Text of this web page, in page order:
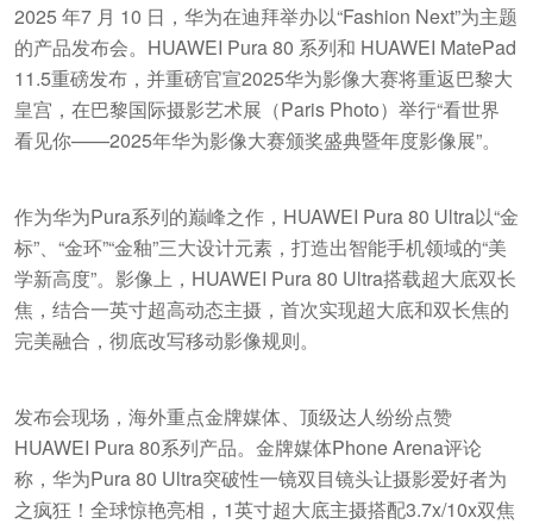
2025 年7 月 10 日，华为在迪拜举办以“Fashion Next”为主题
的产品发布会。HUAWEI Pura 80 系列和 HUAWEI MatePad
11.5重磅发布，并重磅官宣2025华为影像大赛将重返巴黎大
皇宫，在巴黎国际摄影艺术展（Paris Photo）举行“看世界
看见你——2025年华为影像大赛颁奖盛典暨年度影像展”。
作为华为Pura系列的巅峰之作，HUAWEI Pura 80 Ultra以“金
标”、“金环”“金釉”三大设计元素，打造出智能手机领域的“美
学新高度”。影像上，HUAWEI Pura 80 Ultra搭载超大底双长
焦，结合一英寸超高动态主摄，首次实现超大底和双长焦的
完美融合，彻底改写移动影像规则。
发布会现场，海外重点金牌媒体、顶级达人纷纷点赞
HUAWEI Pura 80系列产品。金牌媒体Phone Arena评论
称，华为Pura 80 Ultra突破性一镜双目镜头让摄影爱好者为
之疯狂！全球惊艳亮相，1英寸超大底主摄搭配3.7x/10x双焦